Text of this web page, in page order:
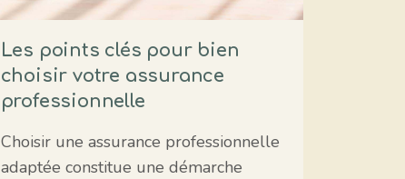
Les points clés pour bien
choisir votre assurance
professionnelle
Choisir une assurance professionnelle
adaptée constitue une démarche